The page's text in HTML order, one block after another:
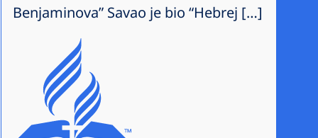
Benjaminova” Savao je bio “Hebrej […]